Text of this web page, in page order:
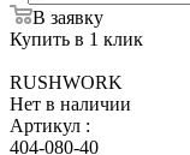
В заявку
Купить в 1 клик
RUSHWORK
Нет в наличии
Артикул :
404-080-40